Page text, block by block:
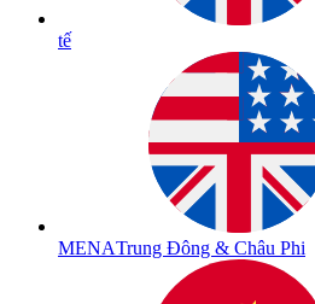
tế
MENATrung Đông & Châu Phi